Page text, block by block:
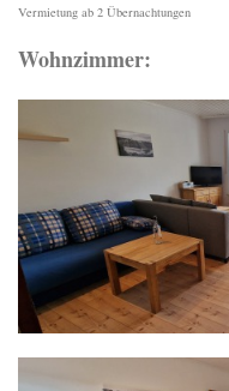
Vermietung ab 2 Übernachtungen
Wohnzimmer: